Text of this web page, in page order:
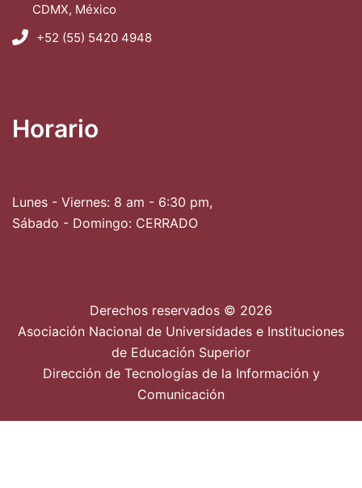
CDMX, México
+52 (55) 5420 4948
Horario
Lunes - Viernes: 8 am - 6:30 pm,
Sábado - Domingo: CERRADO
Derechos reservados © 2026
Asociación Nacional de Universidades e Instituciones
de Educación Superior
Dirección de Tecnologías de la Información y
Comunicación